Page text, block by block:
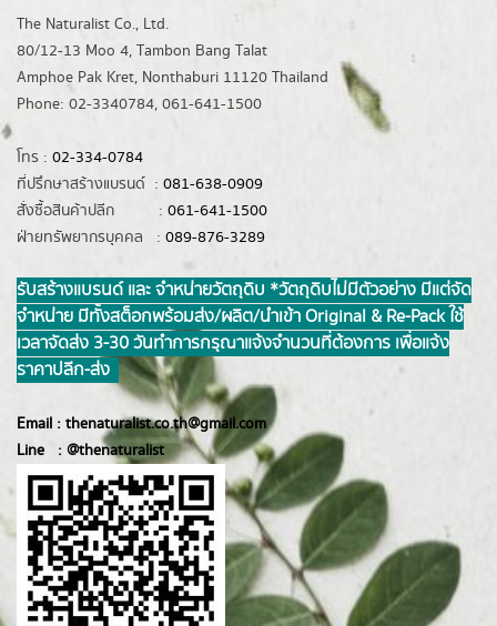
The Naturalist Co., Ltd.
80/12-13 Moo 4, Tambon Bang Talat
Amphoe Pak Kret, Nonthaburi 11120 Thailand
Phone: 02-3340784, 061-641-1500
โทร : 02-334-0784
ที่ปรึกษาสร้างแบรนด์ : 081-638-0909
สั่งซื้อสินค้าปลีก : 061-641-1500
ฝ่ายทรัพยากรบุคคล : 089-876-3289
รับสร้างแบรนด์ และ จำหน่ายวัตถุดิบ *วัตถุดิบไม่มีตัวอย่าง มีแต่จัด
จำหน่าย มีทั้งสต็อกพร้อมส่ง/ผลิต/นำเข้า Original & Re-Pack ใช้
เวลาจัดส่ง 3-30 วันทำการ กรุณาแจ้งจำนวนที่ต้องการ เพื่อแจ้ง
ราคาปลีก-ส่ง
Email : thenaturalist.co.th@gmail.com
Line : @thenaturalist